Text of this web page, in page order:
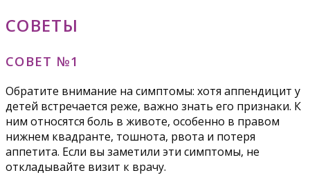
СОВЕТЫ
СОВЕТ №1
Обратите внимание на симптомы: хотя аппендицит у
детей встречается реже, важно знать его признаки. К
ним относятся боль в животе, особенно в правом
нижнем квадранте, тошнота, рвота и потеря
аппетита. Если вы заметили эти симптомы, не
откладывайте визит к врачу.